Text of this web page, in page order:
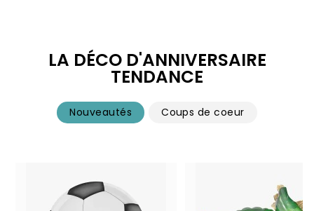
LA DÉCO D'ANNIVERSAIRE
TENDANCE
Nouveautés Coups de coeur